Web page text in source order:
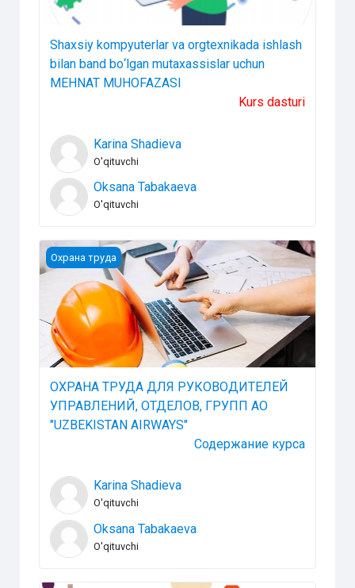
Shaxsiy kompyuterlar va orgtexnikada ishlash
bilan band bо‘lgan mutaxassislar uchun
MEHNAT MUHOFAZASI
Kurs dasturi
Karina Shadieva
O'qituvchi
Oksana Tabakaeva
O'qituvchi
ОХРАНА ТРУДА ДЛЯ РУКОВОДИТЕЛЕЙ
Охрана труда
ОХРАНА ТРУДА ДЛЯ РУКОВОДИТЕЛЕЙ
УПРАВЛЕНИЙ, ОТДЕЛОВ, ГРУПП АО
"UZBEKISTAN AIRWAYS"
Содержание курса
Karina Shadieva
O'qituvchi
Oksana Tabakaeva
O'qituvchi